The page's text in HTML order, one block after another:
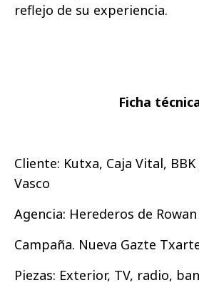
reflejo de su experiencia.
Ficha
Cliente: Kutxa, Caja Vital,
Vasco
Agencia: Herederos de Rowan
Campaña. Nueva Gazte
Piezas: Exterior, TV, radio,